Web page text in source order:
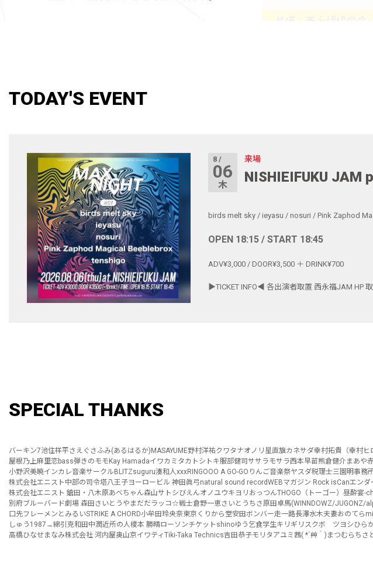
TODAY'S EVENT
8 /
06
木
来場
NISHIEIFUKU JAM
birds melt sky/ ieyasu / nosuri / Pink Zaphod
OPEN 18:15 / START 18:45
ADV¥3,000 / DOOR¥3,500 ＋ DRINK¥700
▶︎TICKET INFO◀︎ 各出演者取置 西永福JAM
SPECIAL THANKS
バーキン7池住祥平さえぐさふみ(あるはるか) MASAYUME野村洋祐クワタナオノリ 星直旗カネサダ幸村拓貴（幸村ヒ
屋根乃上麻里恋bass弾きのモモ Kay Hamadaイワカミタカトシ トキ服部健司ササラモサラ西本早苗熊倉健介 まあや
小野沢美暁インカレ音楽サークルBLITZsuguru湊和人xxxRINGOOO A GO-GO りんご音楽祭ヤスダ税理士三園明事務
株式会社エニスト 中部の司令塔八王子ヨーロービル 神田眞弓natural sound recordWEBマガジン Rock isCanエンダ
株式会社エニスト 鎗田・八木原あべちゃん森山サトシびえんオノユウキ ヨリ おっつんTHOGO（トーゴー） 昼酔宴-
別府ブルーバード劇場 森田 さいとう やまだだ ラッコ☆戦士倉野一恵さいとうちさ原田卓馬(WINNDOWZ/JUGONZ/
口先フレーメン とみるいSTRIKE A CHORD小牟田玲央奈東京くりから堂安田ボンバー走一路長澤水木夫妻おのてら
しゅう1987→綿引克和 田中潤近所の人榎本 勝晴ローソンチケット shinoゆう 乞食学生キリギリスクボ ツヨシひら
高橋ひなせまなみ株式会社 河内屋奥山京イワティTiki-Taka Technics吉田恭子モリタアユミ茜( *´艸｀) まつむらちさ